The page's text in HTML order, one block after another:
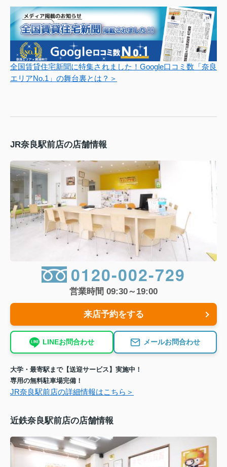
全国賃貸住宅新聞に特集されました！Google口コミ数「奈良
エリアNo.1」の舞台裏とは？＞
JR奈良駅前店の店舗情報
0120-002-729
営業時間 09:30～19:00
来店予約をする
LINEお問合わせ メールお問合わせ
大学・最寄駅まで【送迎サービス】実施中！
専用の無料駐車場完備！
JR奈良駅前店の詳細情報はこちら＞
近鉄奈良駅前店の店舗情報